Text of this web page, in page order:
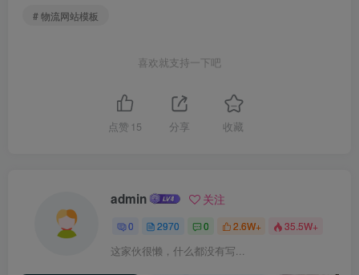
# 物流网站模板
喜欢就支持一下吧
点赞 15 分享 收藏
admin 关注
0 2970 0 2.6W+ 35.5W+
这家伙很懒，什么都没有写...